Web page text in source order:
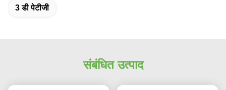
3 डी पेटीजी
संबंधित उत्पाद